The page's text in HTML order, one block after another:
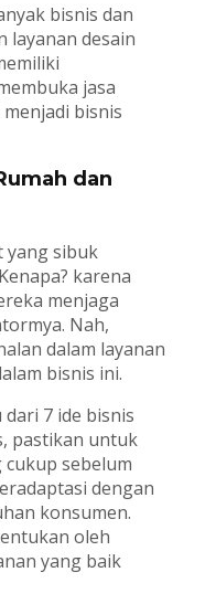
bisnis dan
layanan desain
jasa
bisnis
dan
yang sibuk
karena
menjaga
Nah,
dalam layanan
bisnis ini.
7 ide bisnis
pastikan untuk
sebelum
dengan
konsumen.
oleh
yang baik